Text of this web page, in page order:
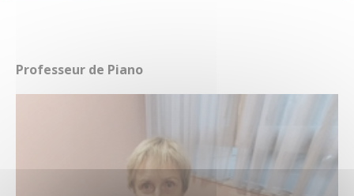
Hautbois
Trompette
Professeur de Piano